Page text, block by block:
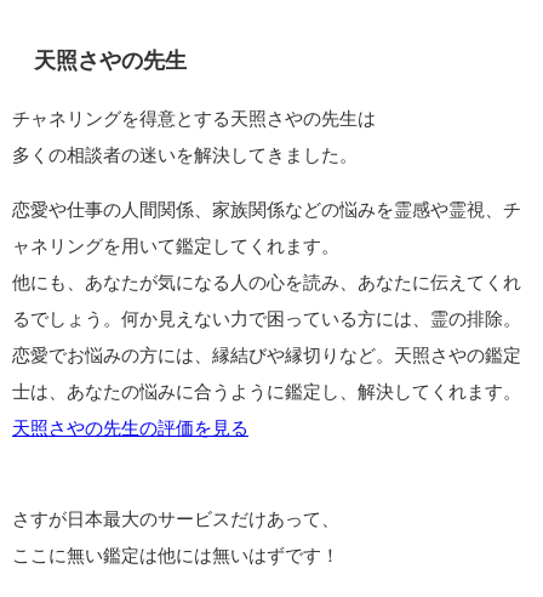
天照さやの先生
チャネリングを得意とする天照さやの先生は
多くの相談者の迷いを解決してきました。
恋愛や仕事の人間関係、家族関係などの悩みを霊感や霊視、チ
ャネリングを用いて鑑定してくれます。
他にも、あなたが気になる人の心を読み、あなたに伝えてくれ
るでしょう。何か見えない力で困っている方には、霊の排除。
恋愛でお悩みの方には、縁結びや縁切りなど。天照さやの鑑定
士は、あなたの悩みに合うように鑑定し、解決してくれます。
天照さやの先生の評価を見る
さすが日本最大のサービスだけあって、
ここに無い鑑定は他には無いはずです！